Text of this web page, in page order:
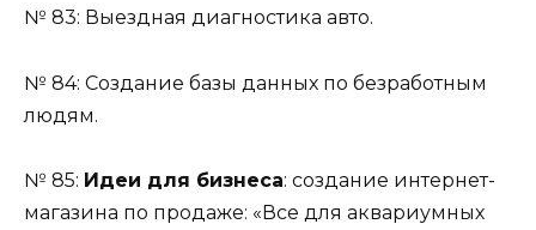
№ 83: Выездная диагностика авто.
№ 84: Создание базы данных по безработным
людям.
№ 85: Идеи для бизнеса: создание интернет-
магазина по продаже: «Все для аквариумных